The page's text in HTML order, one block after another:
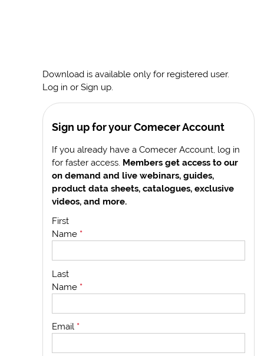
Download is available only for registered user.
Log in or Sign up.
Sign up for your Comecer Account
If you already have a Comecer Account, log in
for faster access. Members get access to our
on demand and live webinars, guides,
product data sheets, catalogues, exclusive
videos, and more.
First
Name *
Last
Name *
Email *